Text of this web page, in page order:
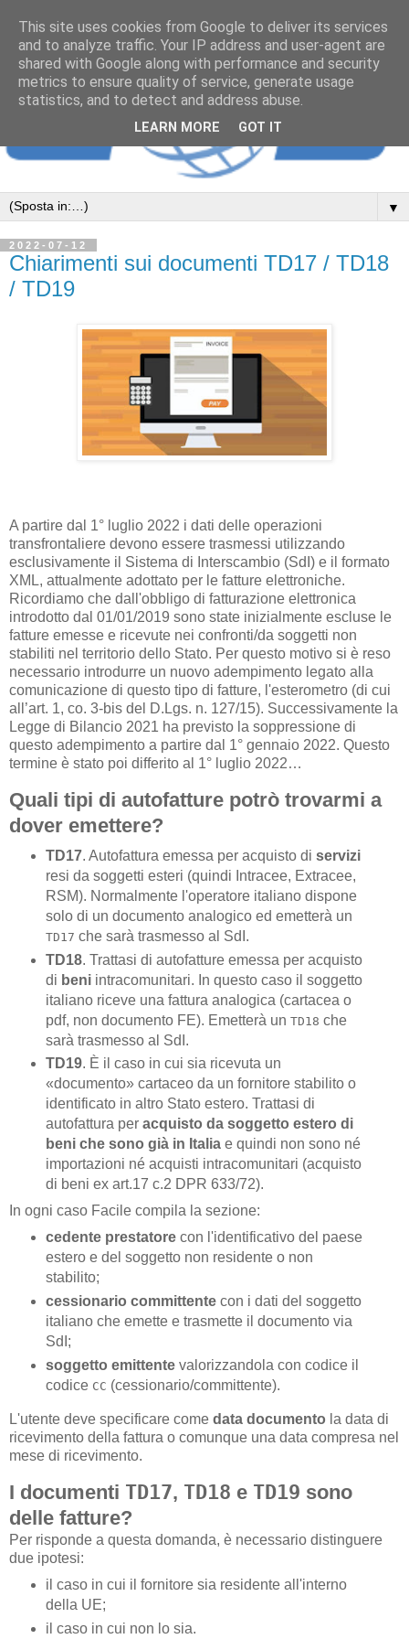
▼
2022-07-12
Chiarimenti sui documenti TD17 / TD18
/ TD19
A partire dal 1° luglio 2022 i dati delle operazioni
transfrontaliere devono essere trasmessi utilizzando
esclusivamente il Sistema di Interscambio (SdI) e il formato
XML, attualmente adottato per le fatture elettroniche.
Ricordiamo che dall'obbligo di fatturazione elettronica
introdotto dal 01/01/2019 sono state inizialmente escluse le
fatture emesse e ricevute nei confronti/da soggetti non
stabiliti nel territorio dello Stato. Per questo motivo si è reso
necessario introdurre un nuovo adempimento legato alla
comunicazione di questo tipo di fatture, l'esterometro (di cui
all’art. 1, co. 3-bis del D.Lgs. n. 127/15). Successivamente la
Legge di Bilancio 2021 ha previsto la soppressione di
questo adempimento a partire dal 1° gennaio 2022. Questo
termine è stato poi differito al 1° luglio 2022…
Quali tipi di autofatture potrò trovarmi a
dover emettere?
TD17. Autofattura emessa per acquisto di servizi
resi da soggetti esteri (quindi Intracee, Extracee,
RSM). Normalmente l'operatore italiano dispone
solo di un documento analogico ed emetterà un
TD17 che sarà trasmesso al SdI.
TD18. Trattasi di autofatture emessa per acquisto
di beniintracomunitari. In questo caso il soggetto
italiano riceve una fattura analogica (cartacea o
pdf, non documento FE). Emetterà un TD18 che
sarà trasmesso al SdI.
TD19. È il caso in cui sia ricevuta un
«documento» cartaceo da un fornitore stabilito o
identificato in altro Stato estero. Trattasi di
autofattura peracquisto da soggetto estero di
beni che sono già in Italiae quindi non sono né
importazioni né acquisti intracomunitari (acquisto
di beni ex art.17 c.2 DPR 633/72).
In ogni caso Facile compila la sezione:
cedente prestatorecon l'identificativo del paese
estero e del soggetto non residente o non
stabilito;
cessionario committentecon i dati del soggetto
italiano che emette e trasmette il documento via
SdI;
soggetto emittentevalorizzandola con codice il
codice CC (cessionario/committente).
L'utente deve specificare come data documento la data di
ricevimento della fattura o comunque una data compresa nel
mese di ricevimento.
I documenti TD17, TD18 e TD19 sono
delle fatture?
Per risponde a questa domanda, è necessario distinguere
due ipotesi:
il caso in cui il fornitore sia residente all'interno
della UE;
il caso in cui non lo sia.
This site uses cookies from Google to deliver its services
and to analyze traffic. Your IP address and user-agent are
shared with Google along with performance and security
metrics to ensure quality of service, generate usage
statistics, and to detect and address abuse.
LEARN MORE GOT IT